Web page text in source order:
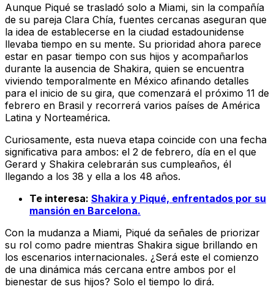
Aunque Piqué se trasladó solo a Miami, sin la compañía
de su pareja Clara Chía, fuentes cercanas aseguran que
la idea de establecerse en la ciudad estadounidense
llevaba tiempo en su mente. Su prioridad ahora parece
estar en pasar tiempo con sus hijos y acompañarlos
durante la ausencia de Shakira, quien se encuentra
viviendo temporalmente en México afinando detalles
para el inicio de su gira, que comenzará el próximo 11 de
febrero en Brasil y recorrerá varios países de América
Latina y Norteamérica.
Curiosamente, esta nueva etapa coincide con una fecha
significativa para ambos: el 2 de febrero, día en el que
Gerard y Shakira celebrarán sus cumpleaños, él
llegando a los 38 y ella a los 48 años.
Te interesa: Shakira y Piqué, enfrentados por su
mansión en Barcelona.
Con la mudanza a Miami, Piqué da señales de priorizar
su rol como padre mientras Shakira sigue brillando en
los escenarios internacionales. ¿Será este el comienzo
de una dinámica más cercana entre ambos por el
bienestar de sus hijos? Solo el tiempo lo dirá.